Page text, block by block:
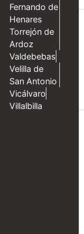
Fernando de
Henares
Torrejón de
Ardoz
Valdebebas
Velilla de
San Antonio
Vicálvaro
Villalbilla